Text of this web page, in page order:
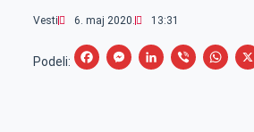
Vesti 6. maj 2020. 13:31
Podeli:
F
M
L
V
W